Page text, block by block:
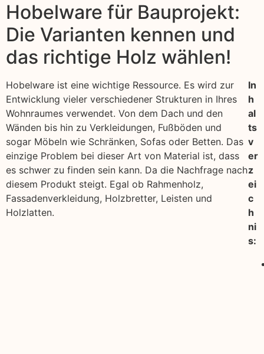
Hobelware für Bauprojekt:
Die Varianten kennen und
das richtige Holz wählen!
Hobelware ist eine wichtige Ressource. Es wird zur
Entwicklung vieler verschiedener Strukturen in Ihres
Wohnraumes verwendet. Von dem Dach und den
Wänden bis hin zu Verkleidungen, Fußböden und
sogar Möbeln wie Schränken, Sofas oder Betten. Das
einzige Problem bei dieser Art von Material ist, dass
es schwer zu finden sein kann. Da die Nachfrage nach
diesem Produkt steigt. Egal ob Rahmenholz,
Fassadenverkleidung, Holzbretter, Leisten und
Holzlatten.
In
h
al
ts
v
er
z
ei
c
h
ni
s: